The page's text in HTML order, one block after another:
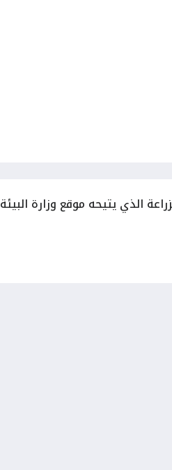
الذي يتيحه موقع وزارة البيئة